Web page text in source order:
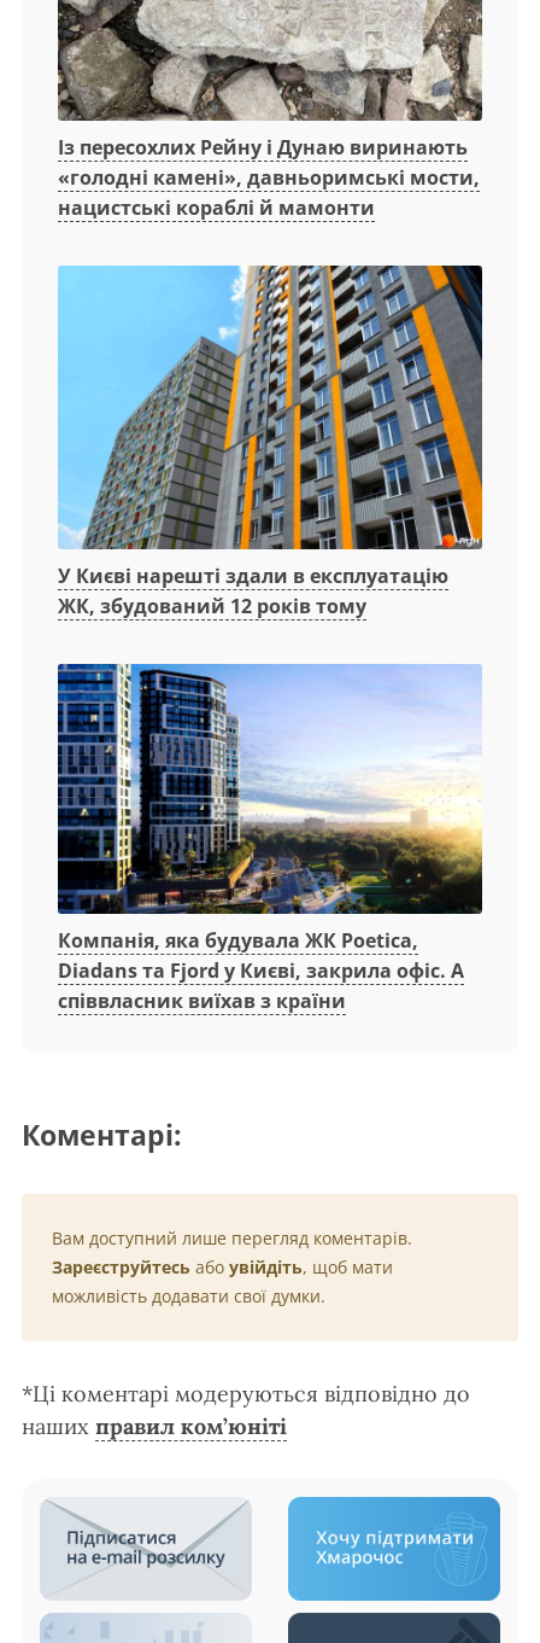
Із пересохлих Рейну і Дунаю виринають
«голодні камені», давньоримські мости,
нацистські кораблі й мамонти
У Києві нарешті здали в експлуатацію
ЖК, збудований 12 років тому
Компанія, яка будувала ЖК Poetica,
Diadans та Fjord у Києві, закрила офіс. А
співвласник виїхав з країни
Коментарі:
Вам доступний лише перегляд коментарів.
Зареєструйтесь або увійдіть, щоб мати
можливість додавати свої думки.
*Ці коментарі модеруються відповідно до
наших правил ком’юніті